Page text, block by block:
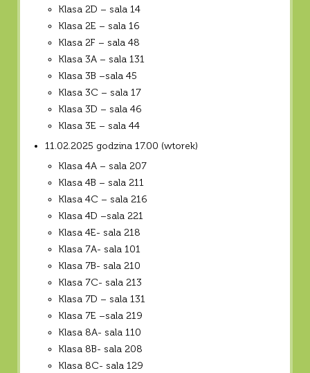
Klasa 2D – sala 14
Klasa 2E – sala 16
Klasa 2F – sala 48
Klasa 3A – sala 131
Klasa 3B –sala 45
Klasa 3C – sala 17
Klasa 3D – sala 46
Klasa 3E – sala 44
11.02.2025 godzina 17.00 (wtorek)
Klasa 4A – sala 207
Klasa 4B – sala 211
Klasa 4C – sala 216
Klasa 4D –sala 221
Klasa 4E- sala 218
Klasa 7A- sala 101
Klasa 7B- sala 210
Klasa 7C- sala 213
Klasa 7D – sala 131
Klasa 7E –sala 219
Klasa 8A- sala 110
Klasa 8B- sala 208
Klasa 8C- sala 129